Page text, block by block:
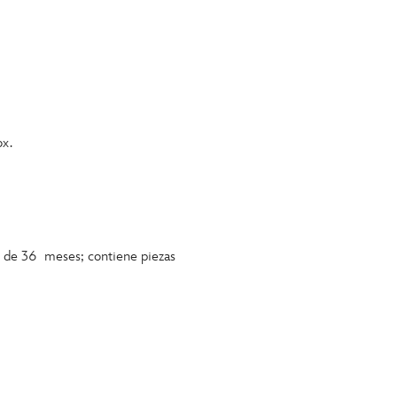
de 36 meses; contiene piezas